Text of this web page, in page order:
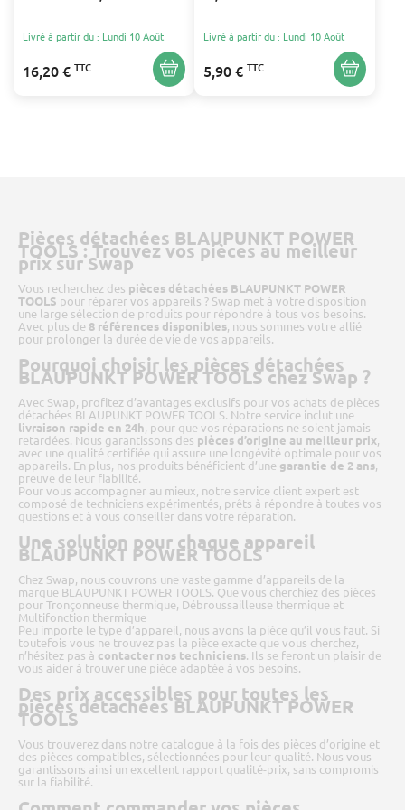
Livré à partir du : Lundi 10 Août
16,20 € TTC
Livré à partir du : Lundi 10 Août
5,90 € TTC
Pièces détachées BLAUPUNKT POWER
TOOLS : Trouvez vos pièces au meilleur
prix sur Swap
Vous recherchez des pièces détachées BLAUPUNKT POWER
TOOLS pour réparer vos appareils ? Swap met à votre disposition
une large sélection de produits pour répondre à tous vos besoins.
Avec plus de 8 références disponibles, nous sommes votre allié
pour prolonger la durée de vie de vos appareils.
Pourquoi choisir les pièces détachées
BLAUPUNKT POWER TOOLS chez Swap ?
Avec Swap, profitez d’avantages exclusifs pour vos achats de pièces
détachées BLAUPUNKT POWER TOOLS. Notre service inclut une
livraison rapide en 24h, pour que vos réparations ne soient jamais
retardées. Nous garantissons des pièces d’origine au meilleur prix,
avec une qualité certifiée qui assure une longévité optimale pour vos
appareils. En plus, nos produits bénéficient d’une garantie de 2 ans,
preuve de leur fiabilité.
Pour vous accompagner au mieux, notre service client expert est
composé de techniciens expérimentés, prêts à répondre à toutes vos
questions et à vous conseiller dans votre réparation.
Une solution pour chaque appareil
BLAUPUNKT POWER TOOLS
Chez Swap, nous couvrons une vaste gamme d’appareils de la
marque BLAUPUNKT POWER TOOLS. Que vous cherchiez des pièces
pour Tronçonneuse thermique, Débroussailleuse thermique et
Multifonction thermique
Peu importe le type d’appareil, nous avons la pièce qu’il vous faut. Si
toutefois vous ne trouvez pas la pièce exacte que vous cherchez,
n’hésitez pas à contacter nos techniciens. Ils se feront un plaisir de
vous aider à trouver une pièce adaptée à vos besoins.
Des prix accessibles pour toutes les
pièces détachées BLAUPUNKT POWER
TOOLS
Vous trouverez dans notre catalogue à la fois des pièces d’origine et
des pièces compatibles, sélectionnées pour leur qualité. Nous vous
garantissons ainsi un excellent rapport qualité-prix, sans compromis
sur la fiabilité.